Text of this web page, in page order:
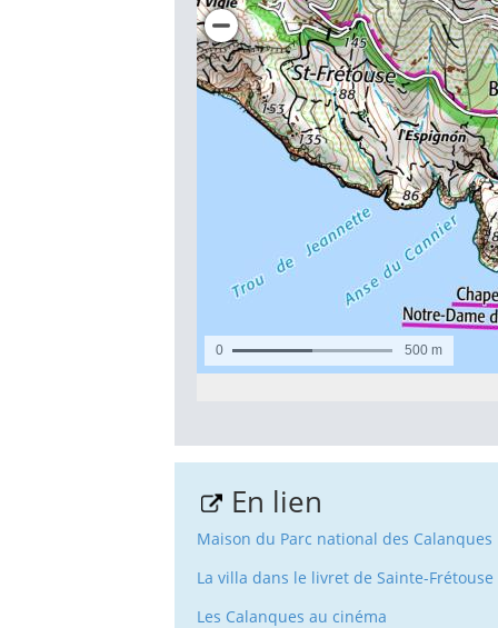
En lien
Maison du Parc national des Calanques
La villa dans le livret de Sainte-Frétouse
Les Calanques au cinéma